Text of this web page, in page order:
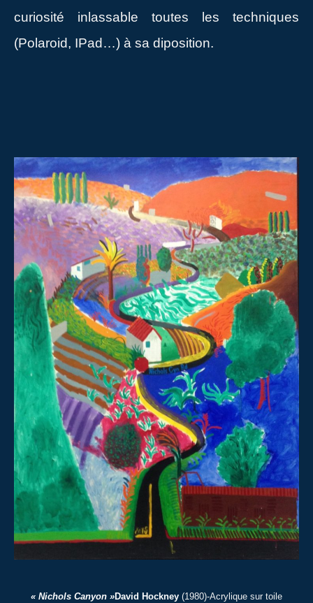
curiosité inlassable toutes les techniques
(Polaroid, IPad…) à sa diposition.
« Nichols Canyon »David Hockney (1980)-Acrylique sur toile